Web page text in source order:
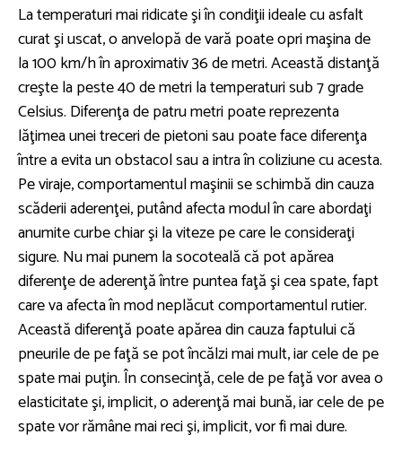
La temperaturi mai ridicate şi în condiţii ideale cu asfalt
curat şi uscat, o anvelopă de vară poate opri maşina de
la 100 km/h în aproximativ 36 de metri. Această distanţă
creşte la peste 40 de metri la temperaturi sub 7 grade
Celsius. Diferenţa de patru metri poate reprezenta
lăţimea unei treceri de pietoni sau poate face diferenţa
între a evita un obstacol sau a intra în coliziune cu acesta.
Pe viraje, comportamentul maşinii se schimbă din cauza
scăderii aderenţei, putând afecta modul în care abordaţi
anumite curbe chiar şi la viteze pe care le consideraţi
sigure. Nu mai punem la socoteală că pot apărea
diferenţe de aderenţă între puntea faţă şi cea spate, fapt
care va afecta în mod neplăcut comportamentul rutier.
Această diferenţă poate apărea din cauza faptului că
pneurile de pe faţă se pot încălzi mai mult, iar cele de pe
spate mai puţin. În consecinţă, cele de pe faţă vor avea o
elasticitate şi, implicit, o aderenţă mai bună, iar cele de pe
spate vor rămâne mai reci şi, implicit, vor fi mai dure.